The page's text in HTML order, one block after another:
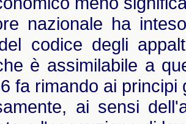
nazionale ha
codice degli
è assimilabile a
fa rimando ai
ai sensi